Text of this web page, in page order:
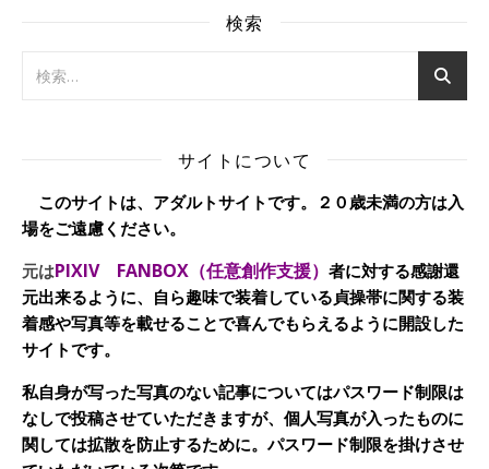
検索
サイトについて
このサイトは、アダルトサイトです。２０歳未満の方は入
場をご遠慮ください。
元はPIXIV FANBOX（任意創作支援） 者に対する感謝還
元出来るように、自ら趣味で装着している貞操帯に関する装
着感や写真等を載せることで喜んでもらえるように開設した
サイトです。
私自身が写った写真のない記事についてはパスワード制限は
なしで投稿させていただきますが、個人写真が入ったものに
関しては拡散を防止するために。パスワード制限を掛けさせ